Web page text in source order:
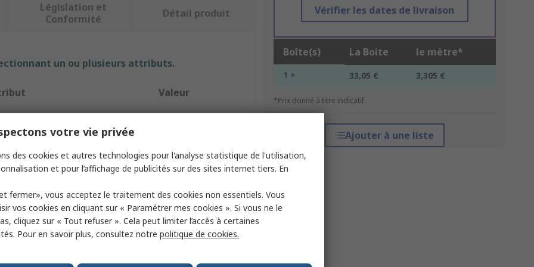
Vérifier les dates de livraison
Boîte(s) La Boite le mètre*
1 + 33,05 € 3,305 €
*Prix donné à titre indicatif
Ajouter à une liste
Législation et
Conformité
Détail produit
un ou plusieurs attributs.
Valeur
de produit Chaîne
Acier
Galvanisé
de maille 3mm
de maille 16mm
votre vie privée
des cookies et autres technologies pour l'analyse statistique de l'utilisation,
et pour l’affichage de publicités sur des sites internet tiers. En
fermer», vous acceptez le traitement des cookies non essentiels. Vous
vos cookies en cliquant sur « Paramétrer mes cookies ». Si vous ne le
cliquez sur « Tout refuser ». Cela peut limiter l’accès à certaines
Pour en savoir plus, consultez notre politique de cookies.